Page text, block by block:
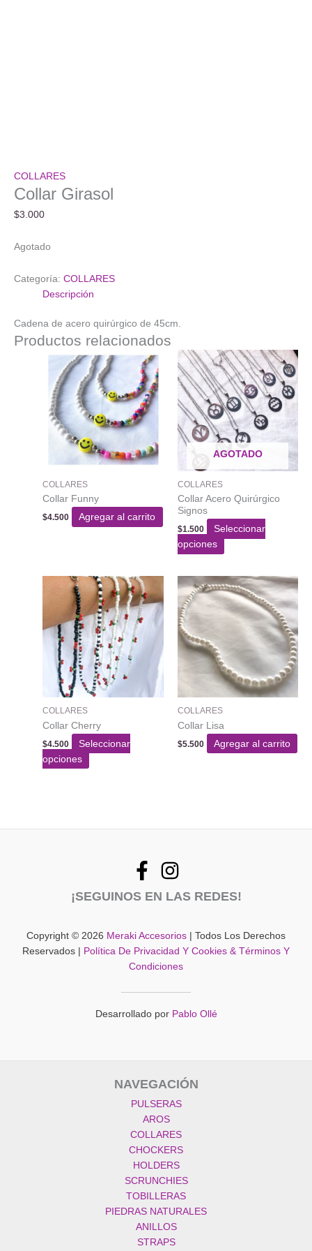
COLLARES
Collar Girasol
$3.000
Agotado
Categoría: COLLARES
Descripción
Cadena de acero quirúrgico de 45cm.
Productos relacionados
COLLARES
Collar Funny
$4.500 Agregar al carrito
AGOTADO
COLLARES
Collar Acero Quirúrgico
Signos
$1.500
Seleccionar
opciones
tiene
varias
variantes.
opciones
se
pueden
elegir
en
página
del
COLLARES
Collar Cherry
$4.500
Seleccionar
opciones
elegir
página
del
COLLARES
Collar Lisa
$5.500 Agregar al carrito
¡SEGUINOS EN LAS REDES!
Copyright © 2026 Meraki Accesorios | Todos Los Derechos
Reservados |
Política De Privacidad Y Cookies & Términos Y
Condiciones
Desarrollado por Pablo Ollé
NAVEGACIÓN
PULSERAS
AROS
COLLARES
CHOCKERS
HOLDERS
SCRUNCHIES
TOBILLERAS
PIEDRAS NATURALES
ANILLOS
STRAPS